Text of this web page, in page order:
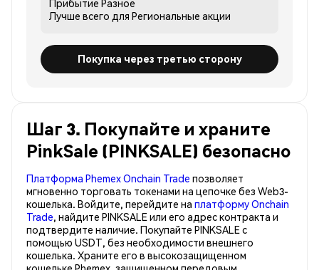
Прибытие Разное
Лучше всего для Региональные акции
Покупка через третью сторону
Шаг 3. Покупайте и храните
PinkSale (PINKSALE) безопасно
Платформа Phemex Onchain Trade позволяет
мгновенно торговать токенами на цепочке без Web3-
кошелька. Войдите, перейдите на платформу Onchain
Trade, найдите PINKSALE или его адрес контракта и
подтвердите наличие. Покупайте PINKSALE с
помощью USDT, без необходимости внешнего
кошелька. Храните его в высокозащищенном